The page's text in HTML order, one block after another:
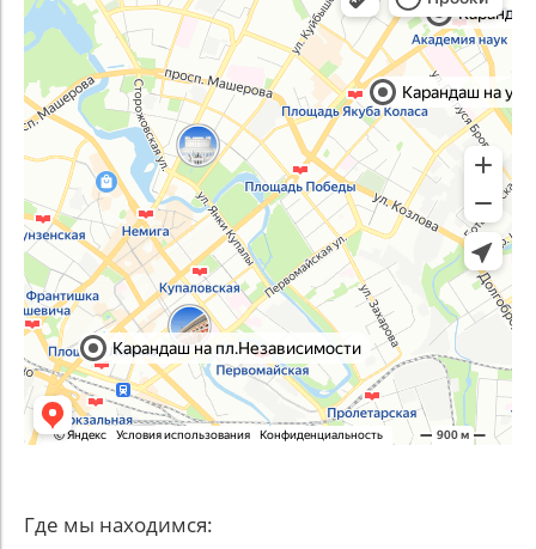
Где мы находимся: